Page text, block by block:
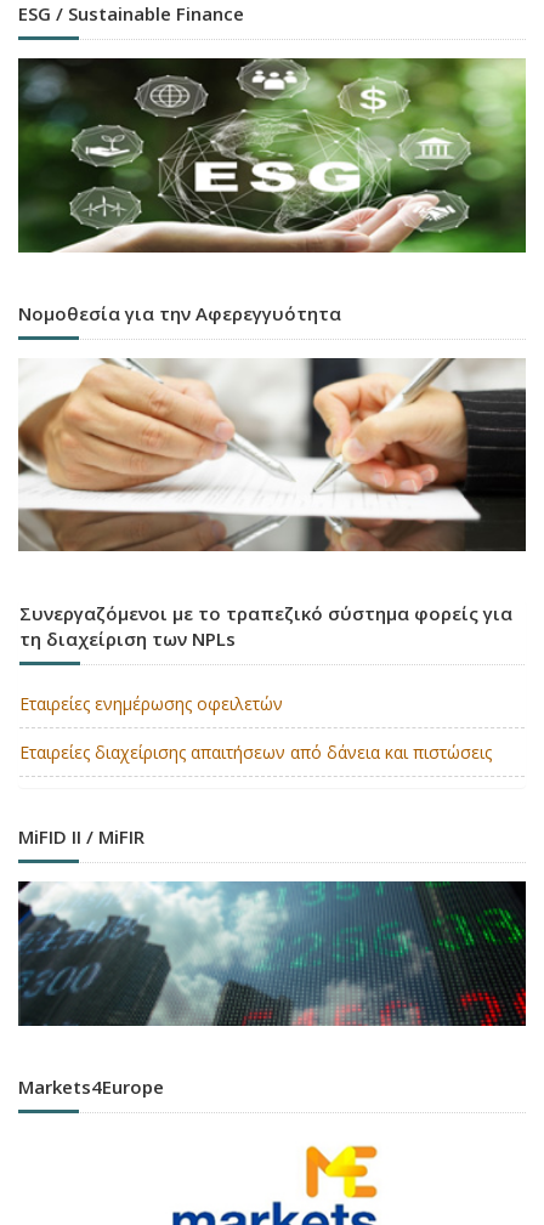
ESG / Sustainable Finance
Νομοθεσία για την Αφερεγγυότητα
Συνεργαζόμενοι με το τραπεζικό σύστημα φορείς για
τη διαχείριση των NPLs
Εταιρείες ενημέρωσης οφειλετών
Εταιρείες διαχείρισης απαιτήσεων από δάνεια και πιστώσεις
MiFID II / MiFIR
Markets4Europe